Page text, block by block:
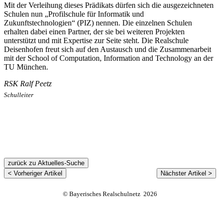
Mit der Verleihung dieses Prädikats dürfen sich die ausgezeichneten
Schulen nun „Profilschule für Informatik und
Zukunftstechnologien“ (PIZ) nennen. Die einzelnen Schulen
erhalten dabei einen Partner, der sie bei weiteren Projekten
unterstützt und mit Expertise zur Seite steht. Die Realschule
Deisenhofen freut sich auf den Austausch und die Zusammenarbeit
mit der School of Computation, Information and Technology an der
TU München.
RSK Ralf Peetz
Schulleiter
zurück zu Aktuelles-Suche
< Vorheriger Artikel
Nächster Artikel >
© Bayerisches Realschulnetz 2026